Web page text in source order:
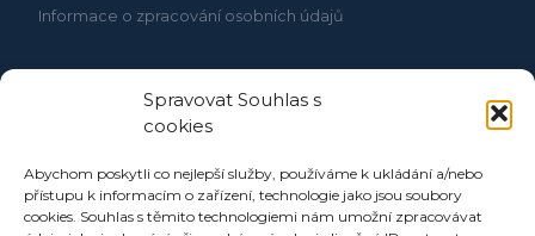
Spravovat Souhlas s
cookies
Abychom poskytli co nejlepší služby, používáme k ukládání a/nebo
přístupu k informacím o zařízení, technologie jako jsou soubory
cookies. Souhlas s těmito technologiemi nám umožní zpracovávat
Informace o zpracování osobních údajů